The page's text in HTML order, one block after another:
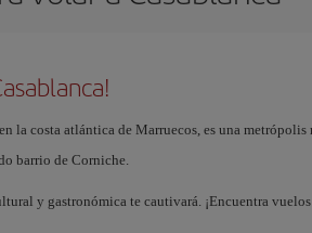
la costa atlántica de Marruecos, es una
barrio de Corniche.
y gastronómica te cautivará. ¡Encuentra